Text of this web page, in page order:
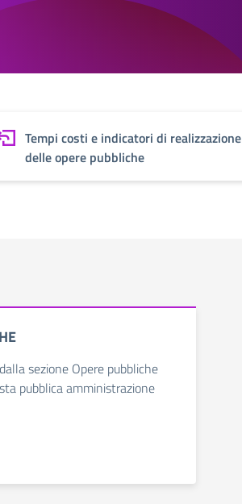
Tempi costi e indicatori di realizzazione
delle opere pubbliche
sezione Opere pubbliche
pubblica amministrazione